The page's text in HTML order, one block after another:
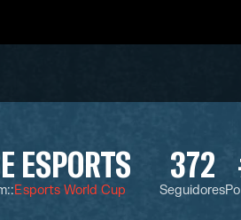
ESPORTS
:Esports World Cup
372
Seguidores